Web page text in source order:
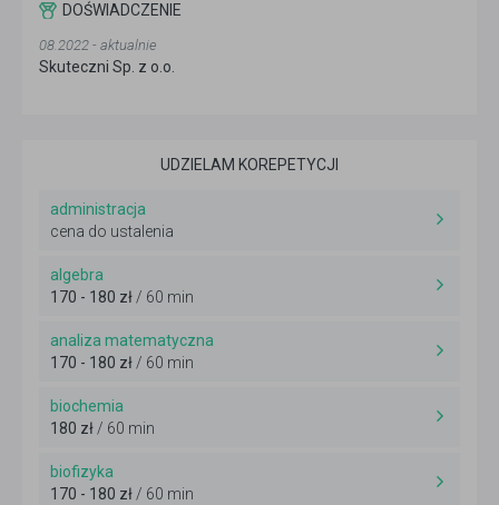
DOŚWIADCZENIE
08.2022 - aktualnie
Skuteczni Sp. z o.o.
UDZIELAM KOREPETYCJI
administracja
cena do ustalenia
algebra
170 - 180 zł/ 60 min
analiza matematyczna
170 - 180 zł/ 60 min
biochemia
180 zł/ 60 min
biofizyka
170 - 180 zł/ 60 min